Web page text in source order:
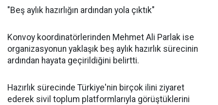
"Beş aylık hazırlığın ardından yola çıktık"
Konvoy koordinatörlerinden Mehmet Ali Parlak ise
organizasyonun yaklaşık beş aylık hazırlık sürecinin
ardından hayata geçirildiğini belirtti.
Hazırlık sürecinde Türkiye'nin birçok ilini ziyaret
ederek sivil toplum platformlarıyla görüştüklerini